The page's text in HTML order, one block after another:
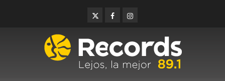
TwitterFacebookInstagram